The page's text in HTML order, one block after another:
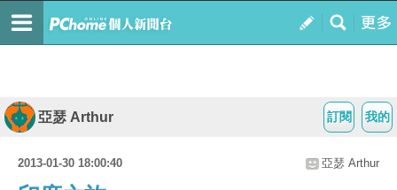
我的
訂閱
亞瑟 Arthur
2013-01-30 18:00:40 亞瑟 Arthur